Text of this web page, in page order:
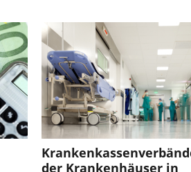
der Krankenhäuser in